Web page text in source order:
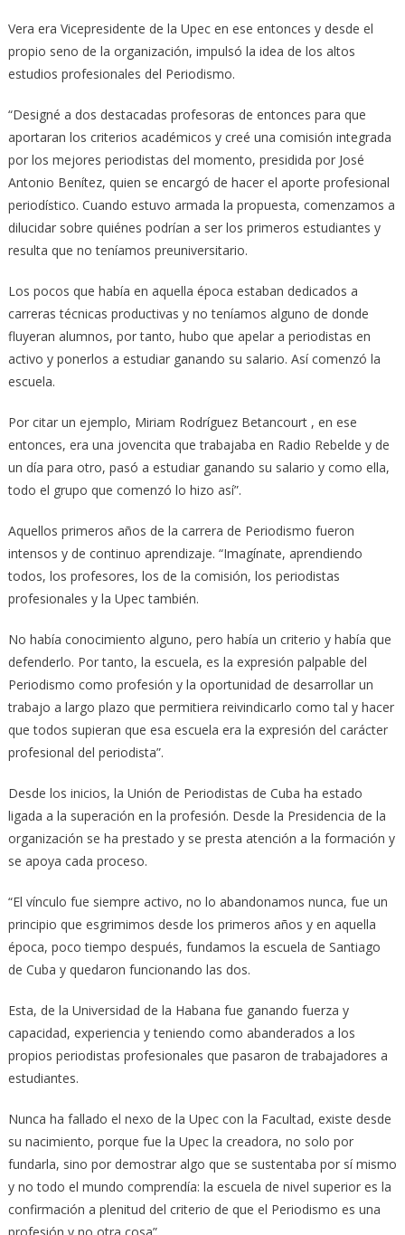
Vera era Vicepresidente de la Upec en ese entonces y desde el
propio seno de la organización, impulsó la idea de los altos
estudios profesionales del Periodismo.
“Designé a dos destacadas profesoras de entonces para que
aportaran los criterios académicos y creé una comisión integrada
por los mejores periodistas del momento, presidida por José
Antonio Benítez, quien se encargó de hacer el aporte profesional
periodístico. Cuando estuvo armada la propuesta, comenzamos a
dilucidar sobre quiénes podrían a ser los primeros estudiantes y
resulta que no teníamos preuniversitario.
Los pocos que había en aquella época estaban dedicados a
carreras técnicas productivas y no teníamos alguno de donde
fluyeran alumnos, por tanto, hubo que apelar a periodistas en
activo y ponerlos a estudiar ganando su salario. Así comenzó la
escuela.
Por citar un ejemplo, Miriam Rodríguez Betancourt , en ese
entonces, era una jovencita que trabajaba en Radio Rebelde y de
un día para otro, pasó a estudiar ganando su salario y como ella,
todo el grupo que comenzó lo hizo así”.
Aquellos primeros años de la carrera de Periodismo fueron
intensos y de continuo aprendizaje. “Imagínate, aprendiendo
todos, los profesores, los de la comisión, los periodistas
profesionales y la Upec también.
No había conocimiento alguno, pero había un criterio y había que
defenderlo. Por tanto, la escuela, es la expresión palpable del
Periodismo como profesión y la oportunidad de desarrollar un
trabajo a largo plazo que permitiera reivindicarlo como tal y hacer
que todos supieran que esa escuela era la expresión del carácter
profesional del periodista”.
Desde los inicios, la Unión de Periodistas de Cuba ha estado
ligada a la superación en la profesión. Desde la Presidencia de la
organización se ha prestado y se presta atención a la formación y
se apoya cada proceso.
“El vínculo fue siempre activo, no lo abandonamos nunca, fue un
principio que esgrimimos desde los primeros años y en aquella
época, poco tiempo después, fundamos la escuela de Santiago
de Cuba y quedaron funcionando las dos.
Esta, de la Universidad de la Habana fue ganando fuerza y
capacidad, experiencia y teniendo como abanderados a los
propios periodistas profesionales que pasaron de trabajadores a
estudiantes.
Nunca ha fallado el nexo de la Upec con la Facultad, existe desde
su nacimiento, porque fue la Upec la creadora, no solo por
fundarla, sino por demostrar algo que se sustentaba por sí mismo
y no todo el mundo comprendía: la escuela de nivel superior es la
confirmación a plenitud del criterio de que el Periodismo es una